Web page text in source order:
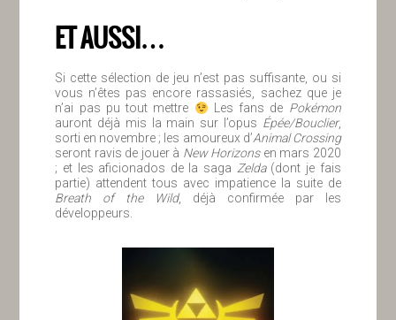
ET AUSSI…
Si cette sélection de jeu n’est pas suffisante, ou si
vous n’êtes pas encore rassasiés, sachez que je
n’ai pas pu tout mettre
Les fans de Pokémon
auront déjà mis la main sur l’opus Épée/Bouclier,
sorti en novembre ; les amoureux d’Animal Crossing
seront ravis de jouer à New Horizonsen mars 2020
; et les aficionados de la saga Zelda(dont je fais
partie) attendent tous avec impatience la suite de
Breath of the Wild, déjà confirmée par les
développeurs.